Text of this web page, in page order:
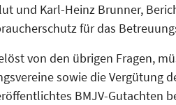
und Karl-Heinz Brunner,
für das
von den übrigen Fragen,
sowie die Vergütung
BMJV-Gutachten